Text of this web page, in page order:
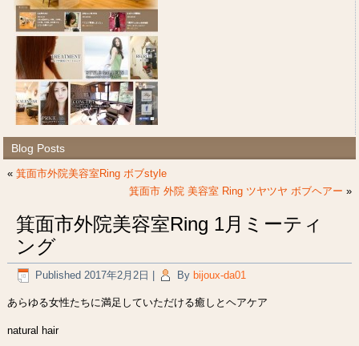
Blog Posts
«箕面市外院美容室Ring ボブstyle
箕面市 外院 美容室 Ring ツヤツヤ ボブヘアー »
箕面市外院美容室Ring 1月ミーティ
ング
Published 2017年2月2日 By bijoux-da01
あらゆる女性たちに満足していただける癒しとヘアケア
natural hair